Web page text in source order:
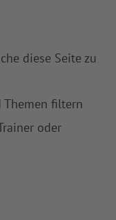
diese Seite zu
Themen filtern
oder